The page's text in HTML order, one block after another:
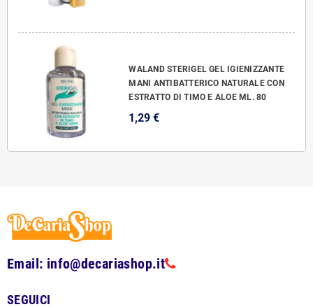
WALAND STERIGEL GEL IGIENIZZANTE
MANI ANTIBATTERICO NATURALE CON
ESTRATTO DI TIMO E ALOE ML. 80
1,29 €
Email: info@decariashop.it
SEGUICI